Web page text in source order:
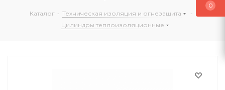
Каталог - Техническая изоляция и огнезащита
-
Цилиндры теплоизоляционные
0